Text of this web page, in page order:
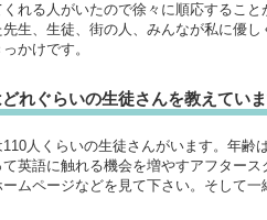
くれる人がいたので徐々に順応するこ
先生、生徒、街の人、みんなが私に優
かけです。
れぐらいの生徒さんを教えてい
110人くらいの生徒さんがいます。年齢
て英語に触れる機会を増やすアフター
ームページなどを見て下さい。そして